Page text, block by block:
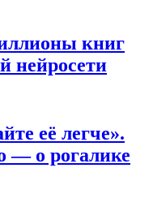
книг
нейросети
её легче».
— о рогалике